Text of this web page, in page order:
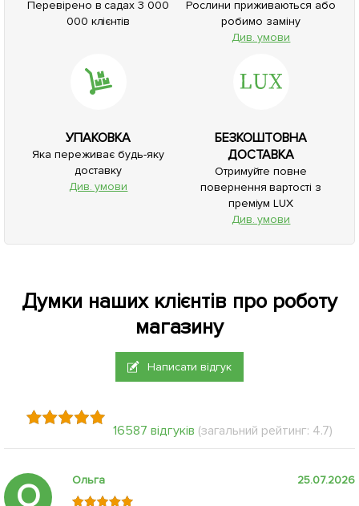
Перевірено в садах 3 000
000 клієнтів
Рослини приживаються або
робимо заміну
Див. умови
УПАКОВКА
Яка переживає будь-яку
доставку
Див. умови
БЕЗКОШТОВНА
ДОСТАВКА
Отримуйте повне
повернення вартості з
преміум LUX
Див. умови
Думки наших клієнтів про роботу
магазину
Написати відгук
16587 відгуків (загальний рейтинг: 4.7)
О Ольга 25.07.2026